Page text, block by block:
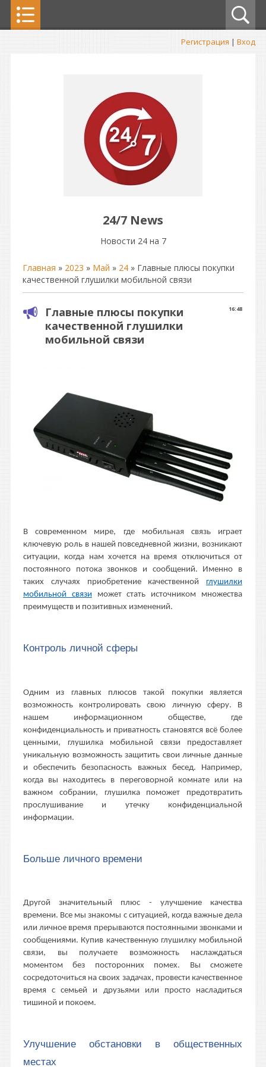
Регистрация | Вход
24/7 News
Новости 24 на 7
Главная » 2023 » Май » 24 » Главные плюсы покупки
качественной глушилки мобильной связи
16:48
Главные плюсы покупки
качественной глушилки
мобильной связи
В современном мире, где мобильная связь играет
ключевую роль в нашей повседневной жизни, возникают
ситуации, когда нам хочется на время отключиться от
постоянного потока звонков и сообщений. Именно в
таких случаях приобретение качественной глушилки
мобильной связиможет стать источником множества
преимуществ и позитивных изменений.
Контроль личной сферы
Одним из главных плюсов такой покупки является
возможность контролировать свою личную сферу. В
нашем информационном обществе, где
конфиденциальность и приватность становятся всё более
ценными, глушилка мобильной связи предоставляет
уникальную возможность защитить свои личные данные
и обеспечить безопасность важных бесед. Например,
когда вы находитесь в переговорной комнате или на
важном собрании, глушилка поможет предотвратить
прослушивание и утечку конфиденциальной
информации.
Больше личного времени
Другой значительный плюс - улучшение качества
времени. Все мы знакомы с ситуацией, когда важные дела
или личное время прерываются постоянными звонками и
сообщениями. Купив качественную глушилку мобильной
связи, вы получаете возможность наслаждаться
моментом без посторонних помех. Вы сможете
сосредоточиться на своих задачах, провести качественное
время с семьей и друзьями или просто насладиться
тишиной и покоем.
Улучшение обстановки в общественных
местах